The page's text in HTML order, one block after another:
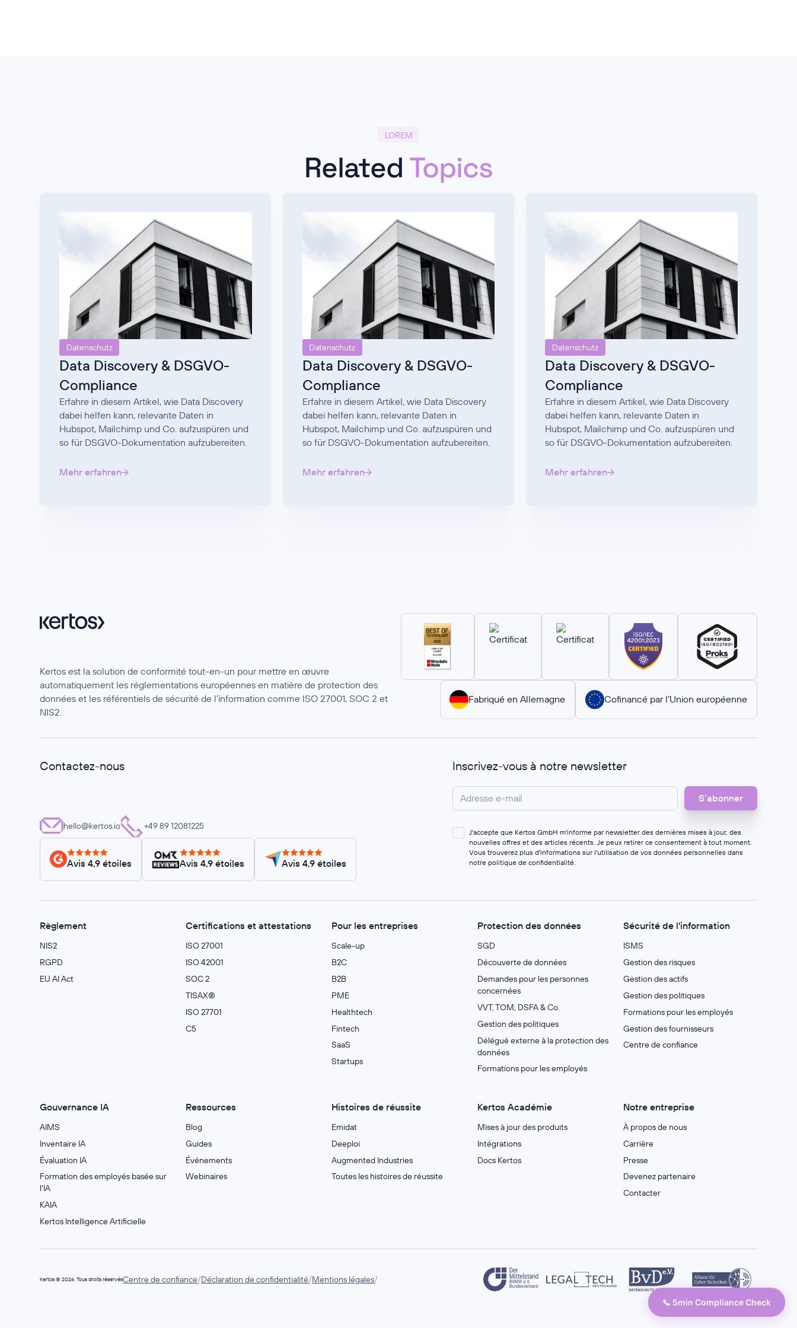
LOREM
Related Topics
Datenschutz
Data Discovery & DSGVO-
Compliance
Erfahre in diesem Artikel, wie Data Discovery
dabei helfen kann, relevante Daten in
Hubspot, Mailchimp und Co. aufzuspüren und
so für DSGVO-Dokumentation aufzubereiten.
Mehr erfahren
Datenschutz
Data Discovery & DSGVO-
Compliance
Erfahre in diesem Artikel, wie Data Discovery
dabei helfen kann, relevante Daten in
Hubspot, Mailchimp und Co. aufzuspüren und
so für DSGVO-Dokumentation aufzubereiten.
Mehr erfahren
Datenschutz
Data Discovery & DSGVO-
Compliance
Erfahre in diesem Artikel, wie Data Discovery
dabei helfen kann, relevante Daten in
Hubspot, Mailchimp und Co. aufzuspüren und
so für DSGVO-Dokumentation aufzubereiten.
Mehr erfahren
Kertos est la solution de conformité tout-en-un pour mettre en œuvre
automatiquement les réglementations européennes en matière de protection des
données et les référentiels de sécurité de l’information comme ISO 27001, SOC 2 et
NIS2.
Fabriqué en Allemagne Cofinancé par l’Union européenne
Contactez-nous
hello@kertos.io +49 89 12081225
Avis 4,9 étoiles Avis 4,9 étoiles Avis 4,9 étoiles
Inscrivez-vous à notre newsletter
J'accepte que Kertos GmbH m'informe par newsletter des dernières mises à jour, des
nouvelles offres et des articles récents. Je peux retirer ce consentement à tout moment.
Vous trouverez plus d'informations sur l'utilisation de vos données personnelles dans
notre politique de confidentialité
Règlement
NIS2
RGPD
EU AI Act
Certifications et attestations
ISO 27001
ISO 42001
SOC 2
TISAX®
ISO 27701
C5
Pour les entreprises
Scale-up
B2C
B2B
PME
Healthtech
Fintech
SaaS
Startups
Protection des données
SGD
Découverte de données
Demandes pour les personnes
concernées
VVT, TOM, DSFA & Co.
Gestion des politiques
Délégué externe à la protection des
données
Formations pour les employés
Sécurité de l'information
ISMS
Gestion des risques
Gestion des actifs
Gestion des politiques
Formations pour les employés
Gestion des fournisseurs
Centre de confiance
Gouvernance IA
AIMS
Inventaire IA
Évaluation IA
Formation des employés basée sur
l'IA
KAIA
Kertos Intelligence Artificielle
Ressources
Blog
Guides
Événements
Webinaires
Histoires de réussite
Emidat
Deeploi
Augmented Industries
Toutes les histoires de réussite
Kertos Académie
Mises à jour des produits
Intégrations
Docs Kertos
Notre entreprise
À propos de nous
Carrière
Presse
Devenez partenaire
Contacter
Kertos © 2026. Tous droits réservésCentre de confiance/Déclaration de confidentialité/Mentions légales/
📞 5min Compliance Check